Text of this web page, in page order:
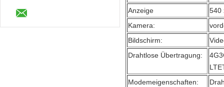
Anzeige
540
Kamera:
Bildschirm:
Drahtlose Übertragung:
Modemeigenschaften: